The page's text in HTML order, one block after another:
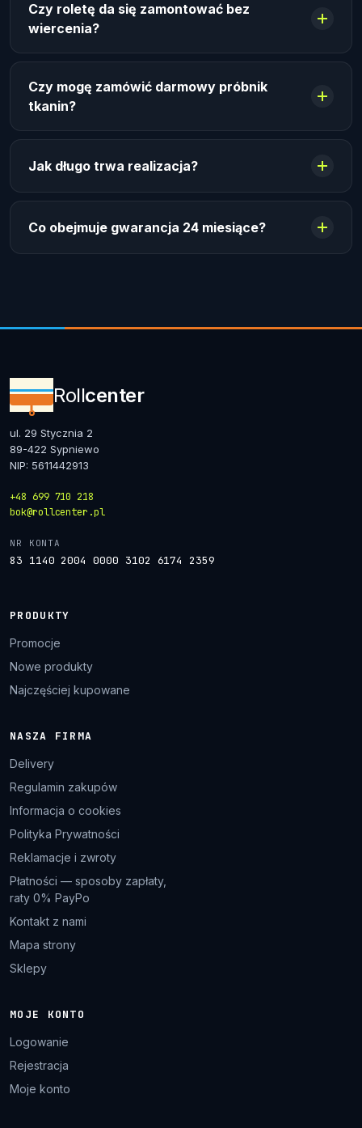
Czy roletę da się zamontować bez
wiercenia?
Czy mogę zamówić darmowy próbnik
tkanin?
Jak długo trwa realizacja?
Co obejmuje gwarancja 24 miesiące?
Rollcenter
ul. 29 Stycznia 2
89-422 Sypniewo
NIP: 5611442913
+48 699 710 218
bok@rollcenter.pl
NR KONTA
83 1140 2004 0000 3102 6174 2359
PRODUKTY
Promocje
Nowe produkty
Najczęściej kupowane
NASZA FIRMA
Delivery
Regulamin zakupów
Informacja o cookies
Polityka Prywatności
Reklamacje i zwroty
Płatności — sposoby zapłaty,
raty 0% PayPo
Kontakt z nami
Mapa strony
Sklepy
MOJE KONTO
Logowanie
Rejestracja
Moje konto